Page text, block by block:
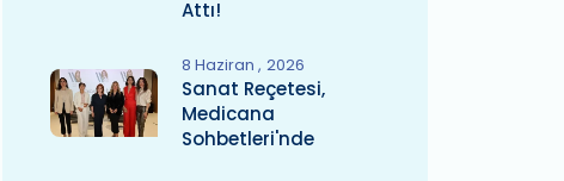
Attı!
8 Haziran 2026
Sanat Reçetesi,
Medicana
Sohbetleri'nde